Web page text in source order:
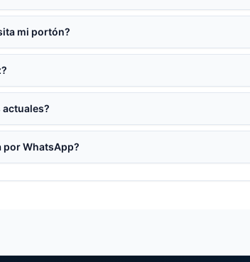
mi portón?
por WhatsApp?